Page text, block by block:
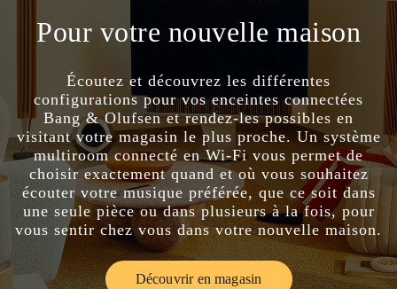
Pour votre nouvelle maison
Écoutez et découvrez les différentes
configurations pour vos enceintes connectées
Bang & Olufsen et rendez-les possibles en
visitant votre magasin le plus proche. Un système
multiroom connecté en Wi-Fi vous permet de
choisir exactement quand et où vous souhaitez
écouter votre musique préférée, que ce soit dans
une seule pièce ou dans plusieurs à la fois, pour
vous sentir chez vous dans votre nouvelle maison.
Découvrir en magasinLink Opens in New Tab